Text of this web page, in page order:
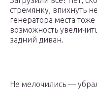
стремянку, впихнуть
генератора места тоже
возможность
задний диван.
Не мелочились —